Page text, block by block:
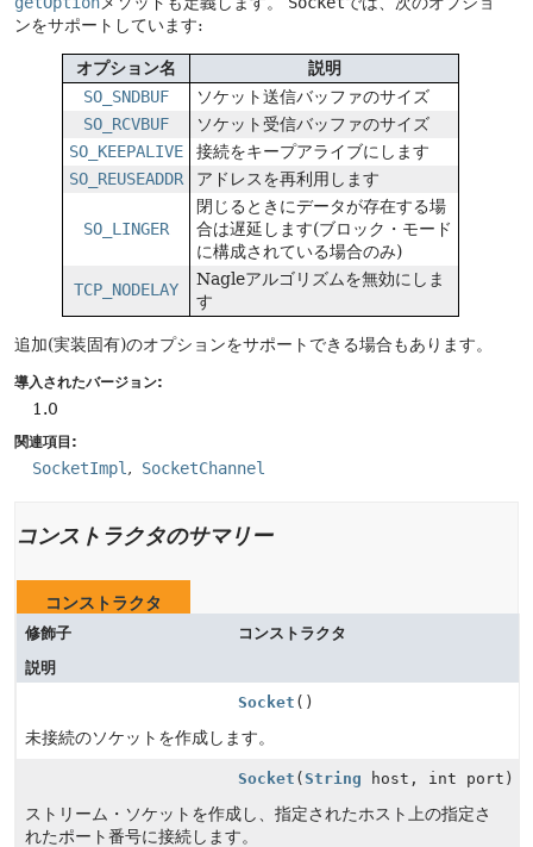
ンをサポートしています:
オプション名
説明
SO_SNDBUF
ソケット送信バッファのサイズ
SO_RCVBUF
ソケット受信バッファのサイズ
SO_KEEPALIVE
接続をキープアライブにします
SO_REUSEADDR
アドレスを再利用します
SO_LINGER
閉じるときにデータが存在する場
合は遅延します(ブロック・モード
に構成されている場合のみ)
TCP_NODELAY
Nagleアルゴリズムを無効にしま
す
追加(実装固有)のオプションをサポートできる場合もあります。
導入されたバージョン:
1.0
関連項目:
SocketImpl SocketChannel
コンストラクタのサマリー
コンストラクタ
修飾子
コンストラクタ
説明
Socket ()
未接続のソケットを作成します。
Socket (String host, int port)
ストリーム・ソケットを作成し、指定されたホスト上の指定さ
れたポート番号に接続します。